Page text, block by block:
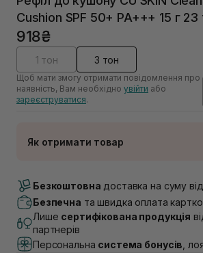
Cushion SPF 50+ PA+++ 15 г 23
918₴
1 тон 3 тон
Щоб мати змогу отримати повідомлення про
наявність, Вам необхідно увійти або
зареєструватися.
Як отримати товар
Немає в наявності!
Немає в наявності!
Самовивіз м. Львів, вул. Академіка
(Duck’s Lake)
Немає в наявності!
Безкоштовна доставка на суму
Безпечна та швидка оплата
Лише сертифікована продукція
партнерів
Персональна система бонусів ,